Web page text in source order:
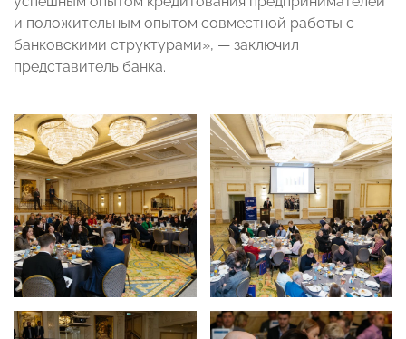
и положительным опытом совместной работы с
банковскими структурами», — заключил
представитель банка.